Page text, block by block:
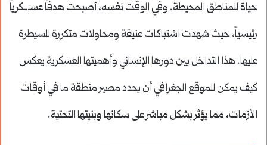
حياة للمناطق المحيطة. وفي الوقت نفسه، أصبحت هدفاً عسـ.ـكرياً
رئيسياً، حيث شهدت اشتباكات عنيفة ومحاولات متكررة للسيطرة
عليها. هذا التداخل بين دورها الإنساني وأهميتها العسكرية يعكس
كيف يمكن للموقع الجغرافي أن يحدد مصير منطقة ما في أوقات
الأزمات، مما يؤثر بشكل مباشر على سكانها وبنيتها التحتية.